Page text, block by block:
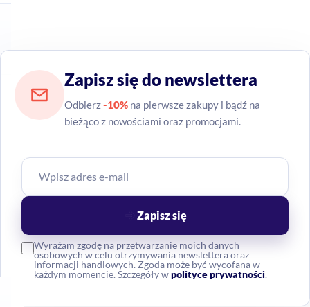
Zapisz się do newslettera
Odbierz-10% na pierwsze zakupy i bądź na
bieżąco z nowościami oraz promocjami.
Wyrażam zgodę na przetwarzanie moich danych
osobowych w celu otrzymywania newslettera oraz
informacji handlowych. Zgoda może być wycofana w
każdym momencie. Szczegóły wpolityce prywatności.
Zapisz się